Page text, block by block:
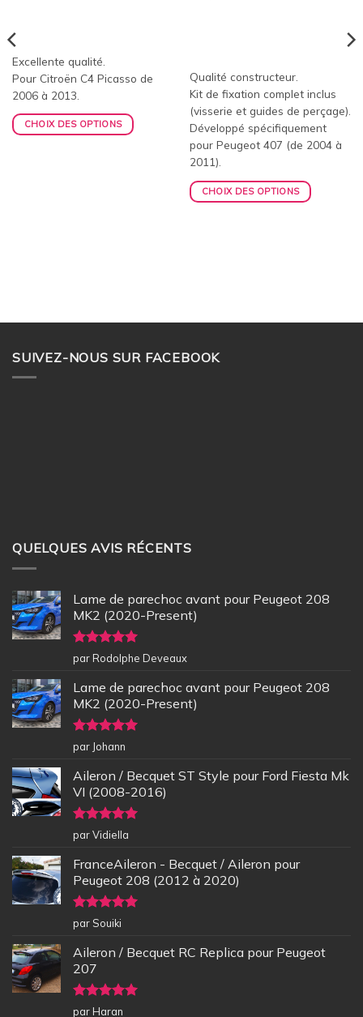
Excellente qualité.
Pour Citroën C4 Picasso de
2006 à 2013.
CHOIX DES OPTIONS
Qualité constructeur.
Kit de fixation complet inclus
(visserie et guides de perçage).
Développé spécifiquement
pour Peugeot 407 (de 2004 à
2011).
CHOIX DES OPTIONS
SUIVEZ-NOUS SUR FACEBOOK
QUELQUES AVIS RÉCENTS
Lame de parechoc avant pour Peugeot 208
MK2 (2020-Present)
Note5sur
5
par Rodolphe Deveaux
Lame de parechoc avant pour Peugeot 208
MK2 (2020-Present)
Note5sur
5
par Johann
Aileron / Becquet ST Style pour Ford Fiesta Mk
VI (2008-2016)
Note5sur
5
par Vidiella
FranceAileron - Becquet / Aileron pour
Peugeot 208 (2012 à 2020)
Note5sur
5
par Souiki
Aileron / Becquet RC Replica pour Peugeot
207
Note5sur
par Haran